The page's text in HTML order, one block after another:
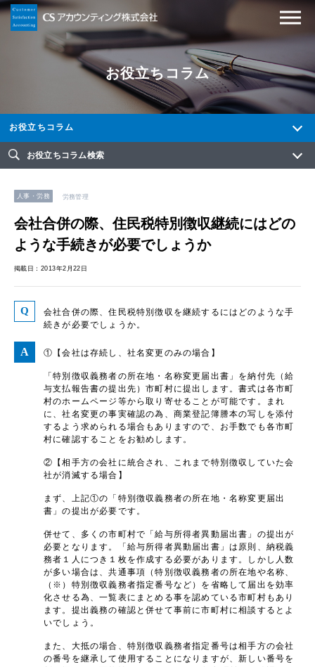
お役立ちコラム
お役立ちコラム
お役立ちコラム検索
人事・労務 労務管理
会社合併の際、住民税特別徴収継続にはどの
ような手続きが必要でしょうか
掲載日：2013年2月22日
会社合併の際、住民税特別徴収を継続するにはどのような手
続きが必要でしょうか。
①【会社は存続し、社名変更のみの場合】
「特別徴収義務者の所在地・名称変更届出書」を納付先（給
与支払報告書の提出先）市町村に提出します。書式は各市町
村のホームページ等から取り寄せることが可能です。まれ
に、社名変更の事実確認の為、商業登記簿謄本の写しを添付
するよう求められる場合もありますので、お手数でも各市町
村に確認することをお勧めします。
②【相手方の会社に統合され、これまで特別徴収していた会
社が消滅する場合】
まず、上記①の「特別徴収義務者の所在地・名称変更届出
書」の提出が必要です。
併せて、多くの市町村で「給与所得者異動届出書」の提出が
必要となります。「給与所得者異動届出書」は原則、納税義
務者１人につき１枚を作成する必要があります。しかし人数
が多い場合は、共通事項（特別徴収義務者の所在地や名称、
（※）特別徴収義務者指定番号など）を省略して届出を効率
化させる為、一覧表にまとめる事を認めている市町村もあり
ます。提出義務の確認と併せて事前に市町村に相談するとよ
いでしょう。
また、大抵の場合、特別徴収義務者指定番号は相手方の会社
の番号を継承して使用することになりますが、新しい番号を